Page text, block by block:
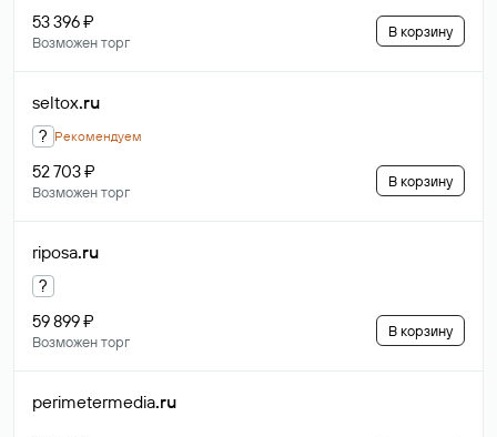
53 396 ₽
Возможен торг
В корзину
seltox.ru
? Рекомендуем
52 703 ₽
Возможен торг
В корзину
riposa.ru
?
59 899 ₽
Возможен торг
В корзину
perimetermedia.ru